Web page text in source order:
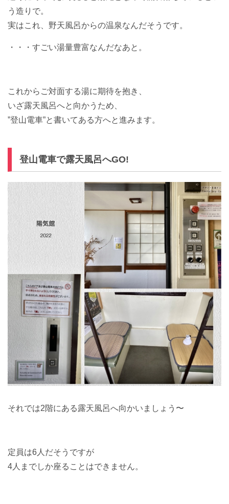
う造りで。
実はこれ、野天風呂からの温泉なんだそうです。
・・・すごい湯量豊富なんだなあと。
これからご対面する湯に期待を抱き、
いざ露天風呂へと向かうため、
”登山電車”と書いてある方へと進みます。
登山電車で露天風呂へGO!
それでは2階にある露天風呂へ向かいましょう〜
定員は6人だそうですが
4人までしか座ることはできません。